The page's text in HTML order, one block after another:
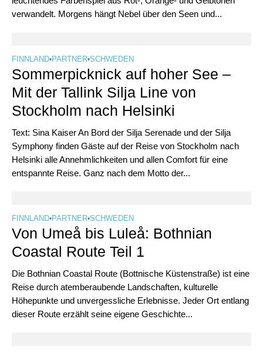
verwandelt. Morgens hängt Nebel über den Seen und...
FINNLAND•PARTNER•SCHWEDEN
Sommerpicknick auf hoher See –
Mit der Tallink Silja Line von
Stockholm nach Helsinki
Text: Sina Kaiser An Bord der Silja Serenade und der Silja
Symphony finden Gäste auf der Reise von Stockholm nach
Helsinki alle Annehmlichkeiten und allen Comfort für eine
entspannte Reise. Ganz nach dem Motto der...
FINNLAND•PARTNER•SCHWEDEN
Von Umeå bis Luleå: Bothnian
Coastal Route Teil 1
Die Bothnian Coastal Route (Bottnische Küstenstraße) ist eine
Reise durch atemberaubende Landschaften, kulturelle
Höhepunkte und unvergessliche Erlebnisse. Jeder Ort entlang
dieser Route erzählt seine eigene Geschichte...